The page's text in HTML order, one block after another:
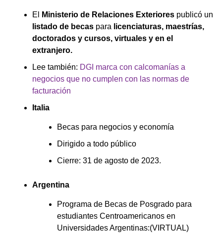
El Ministerio de Relaciones Exteriores publicó un
listado de becas para licenciaturas, maestrías,
doctorados y cursos, virtuales y en el
extranjero.
Lee también: DGI marca con calcomanías a
negocios que no cumplen con las normas de
facturación
Italia
Becas para negocios y economía
Dirigido a todo público
Cierre: 31 de agosto de 2023.
Argentina
Programa de Becas de Posgrado para
estudiantes Centroamericanos en
Universidades Argentinas:(VIRTUAL)